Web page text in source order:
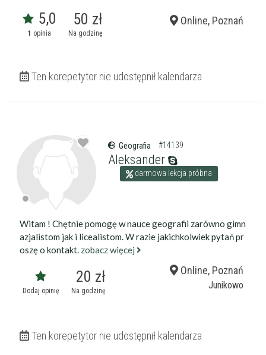
5,0
1 opinia
50 zł
Na godzinę
Online, Poznań
Ten korepetytor nie udostępnił kalendarza
Geografia #14139
Aleksander
darmowa lekcja próbna
Witam ! Chętnie pomogę w nauce geografii zarówno gimn
azjalistom jak i licealistom. W razie jakichkolwiek pytań pr
oszę o kontakt. zobacz więcej
Dodaj opinię
20 zł
Na godzinę
Online, Poznań
Junikowo
Ten korepetytor nie udostępnił kalendarza